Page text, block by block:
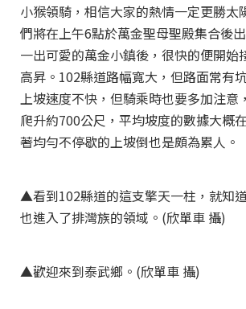
小猴領騎，相信大家的熱情一定更勝太
們將在上午6點於萬金聖母聖殿集合後
一出可愛的萬金小鎮後，很快的便開始
高昇。102縣道路幅寬大，但路面常有
上坡速度不快，但騎乘時也要多加注意
爬升約700公尺，平均坡度的數據大概
著均勻不停歇的上坡倒也是頗為累人。
▲看到102縣道的這支擎天一柱，就知
也進入了排灣族的領域。(欣單車 攝)
▲歡迎來到泰武鄉。(欣單車 攝)